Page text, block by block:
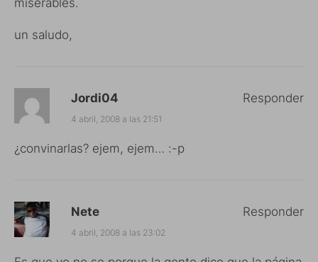
un saludo,
Jordi04
4 abril, 2008 a las 21:51
¿convinarlas? ejem, ejem… :-p
Responder
Nete
4 abril, 2008 a las 23:02
Responder